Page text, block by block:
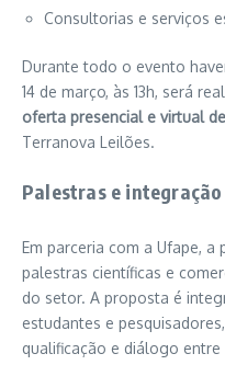
Consultorias e serviços
Durante todo o evento
14 de março, às 13h, será
oferta presencial e virtual
Terranova Leilões.
Palestras e
Em parceria com a Ufape,
palestras científicas e
do setor. A proposta é
estudantes e
qualificação e diálogo entre